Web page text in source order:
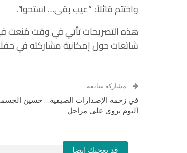
واختتم قائلاً: “عيب بقى… استحوا”.
هذه التصريحات تأتي في وقت مُنعت
شائعات حول إمكانية مشاركته في
مشاركة سابقة
في زحمة الإصدارات الصيفية… حسين
ألبوم يروى على مراحل
قد يعجبك ايضا